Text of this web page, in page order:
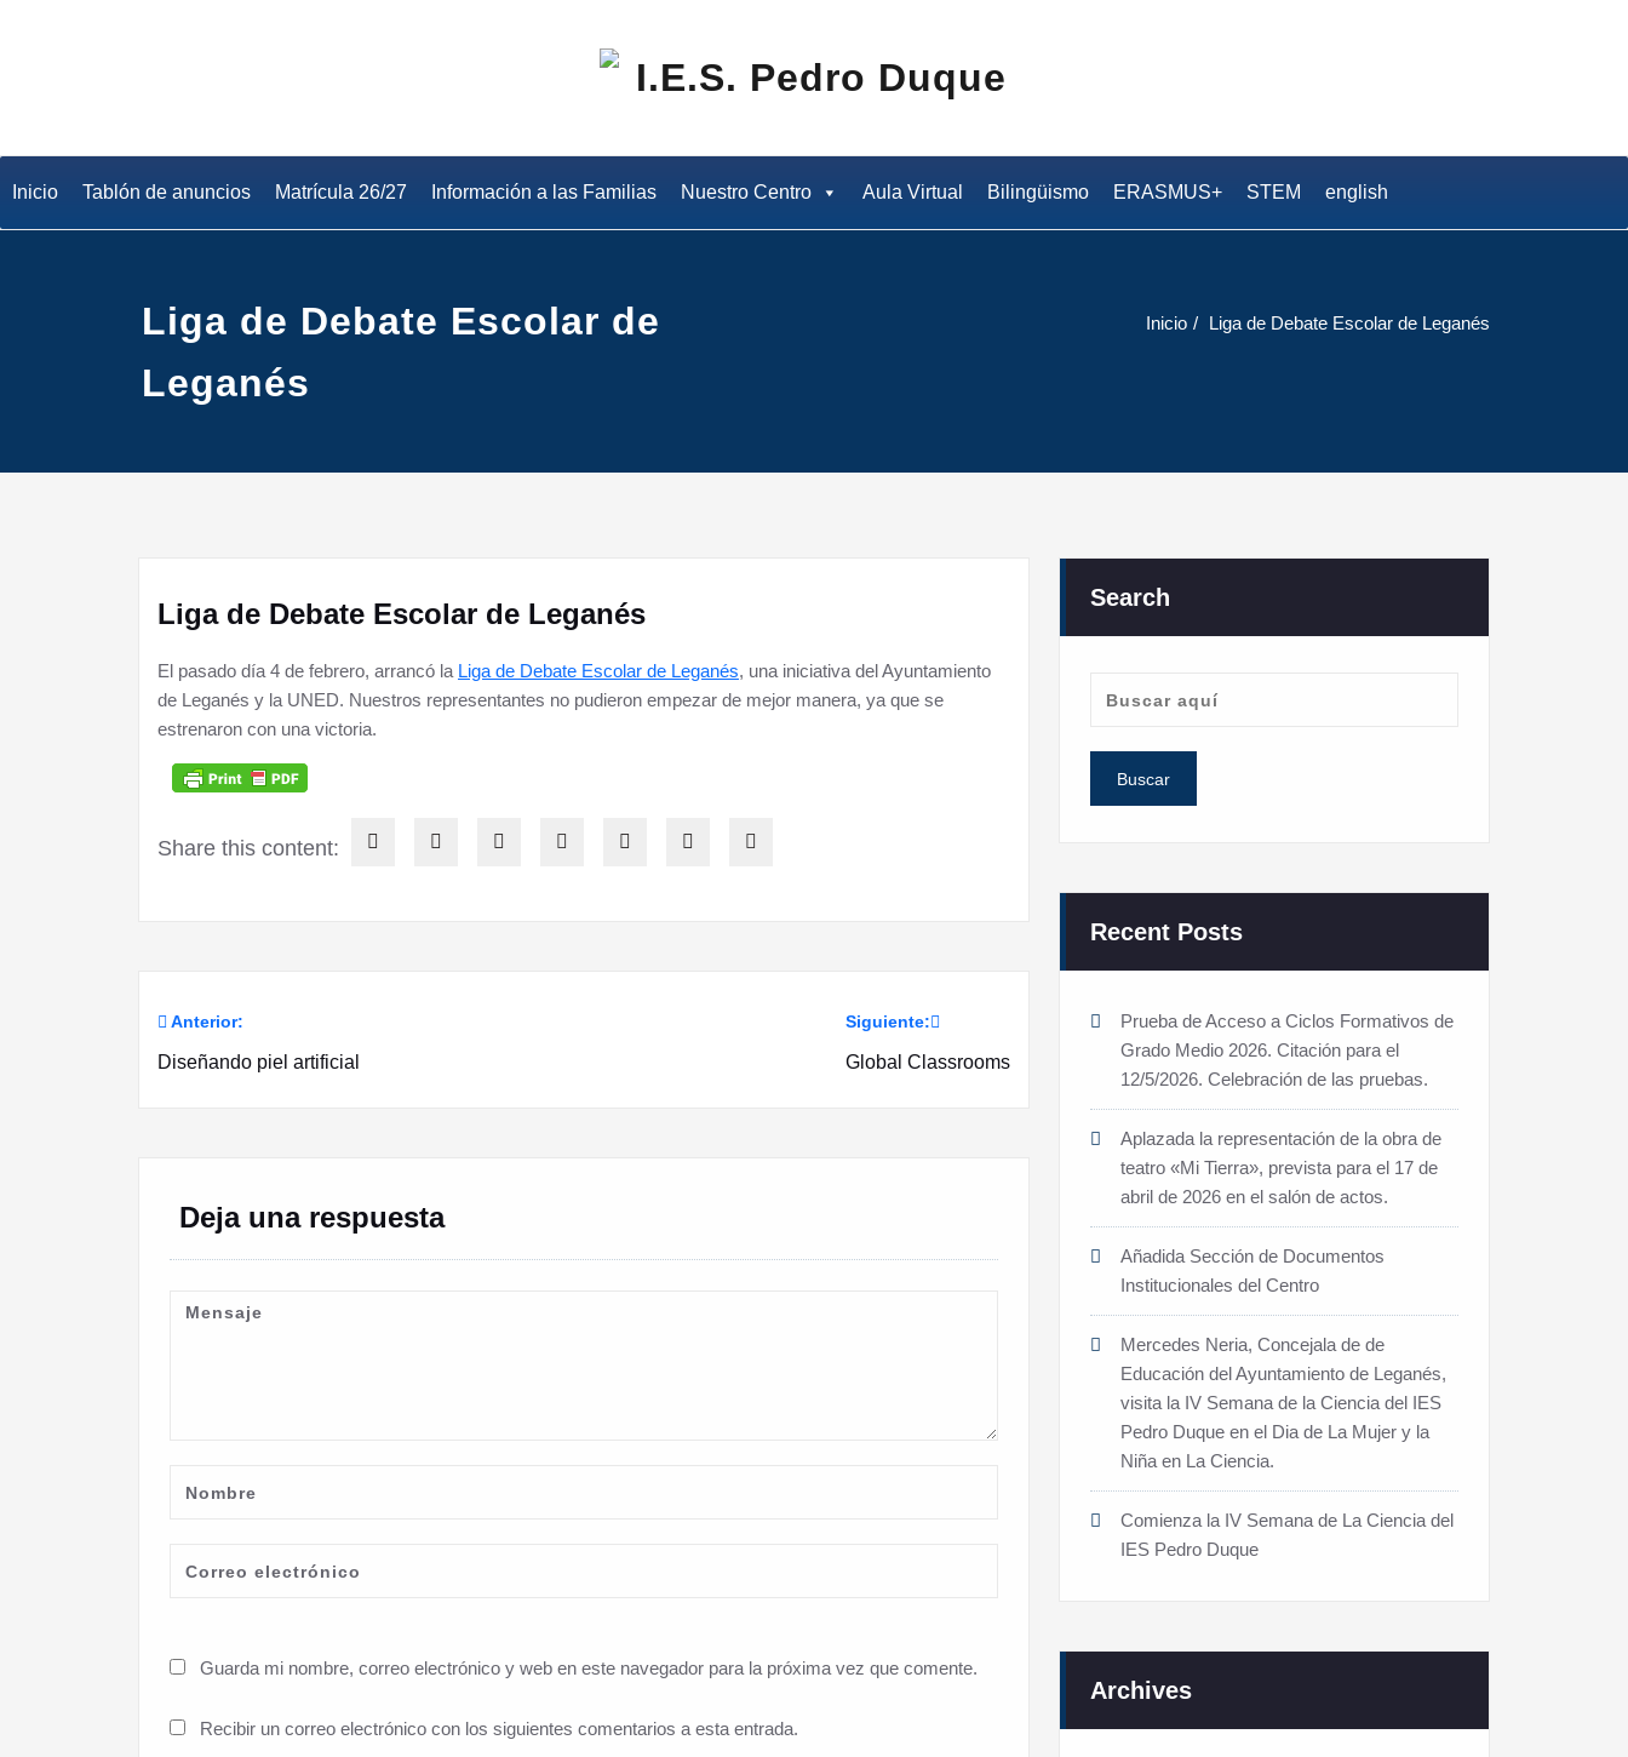
Inicio Tablón de anuncios Matrícula 26/27 Información a las Familias Nuestro Centro Aula Virtual Bilingüismo ERASMUS+ STEM english
Liga de Debate Escolar de
Leganés
Inicio Liga de Debate Escolar de Leganés
Liga de Debate Escolar de Leganés
El pasado día 4 de febrero, arrancó la Liga de Debate Escolar de Leganés, una iniciativa del Ayuntamiento
de Leganés y la UNED. Nuestros representantes no pudieron empezar de mejor manera, ya que se
estrenaron con una victoria.
Share this content:
Navegación
Anterior:
Diseñando piel artificial
Siguiente:
Global Classrooms
Deja una respuesta
Guarda mi nombre, correo electrónico y web en este navegador para la próxima vez que comente.
Recibir un correo electrónico con los siguientes comentarios a esta entrada.
Search
Recent Posts
Prueba de Acceso a Ciclos Formativos de
Grado Medio 2026. Citación para el
12/5/2026. Celebración de las pruebas.
Aplazada la representación de la obra de
teatro «Mi Tierra», prevista para el 17 de
abril de 2026 en el salón de actos.
Añadida Sección de Documentos
Institucionales del Centro
Mercedes Neria, Concejala de de
Educación del Ayuntamiento de Leganés,
visita la IV Semana de la Ciencia del IES
Pedro Duque en el Dia de La Mujer y la
Niña en La Ciencia.
Comienza la IV Semana de La Ciencia del
IES Pedro Duque
Archives